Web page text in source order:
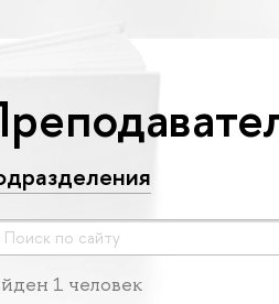
1 человек